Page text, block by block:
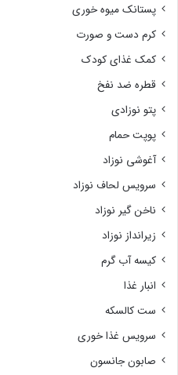
پستانک میوه خوری
کرم دست و صورت
کمک غذای کودک
قطره ضد نفخ
پتو نوزادی
پوپت حمام
آغوشی نوزاد
سرویس لحاف نوزاد
ناخن گیر نوزاد
زیرانداز نوزاد
کیسه آب گرم
انبار غذا
ست کالسکه
سرویس غذا خوری
صابون جانسون